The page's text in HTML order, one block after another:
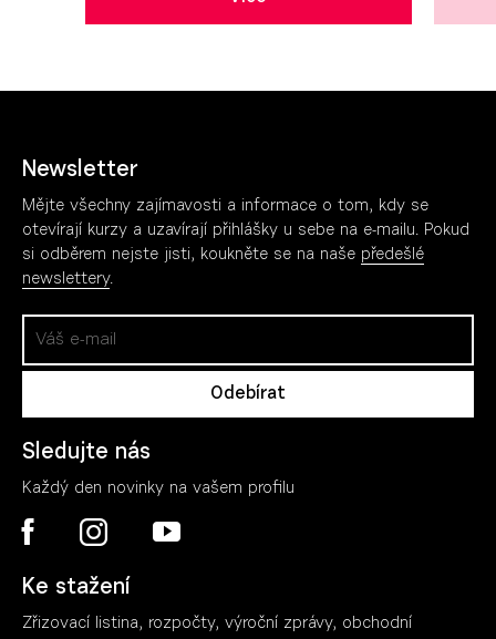
Newsletter
Mějte všechny zajímavosti a informace o tom, kdy se
otevírají kurzy a uzavírají přihlášky u sebe na e-mailu. Pokud
si odběrem nejste jisti, koukněte se na naše předešlé
newslettery.
Sledujte nás
Každý den novinky na vašem profilu
Ke stažení
Zřizovací listina, rozpočty, výroční zprávy, obchodní